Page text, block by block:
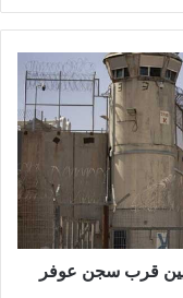
قرب سجن عوفر